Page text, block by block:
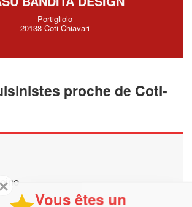
Portigliolo
20138 Coti-Chiavari
proche de Coti-
Vous êtes un